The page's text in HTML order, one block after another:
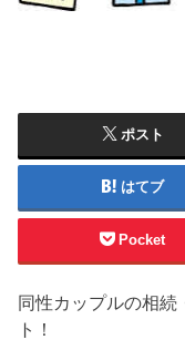
ポスト
はてブ
Pocket
同性カップルの相続
ト！